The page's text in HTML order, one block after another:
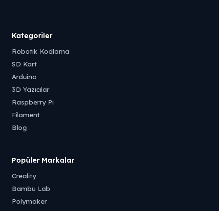
Kategoriler
Robotik Kodlama
SD Kart
Arduino
3D Yazıcılar
Raspberry Pi
Filament
Blog
Popüler Markalar
Creality
Bambu Lab
Polymaker